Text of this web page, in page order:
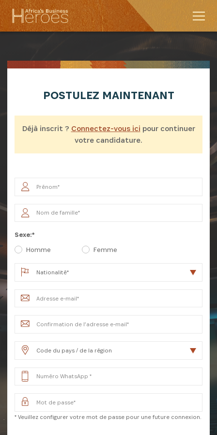
NEWSLETTER
POSTULEZ MAINTENANT
Déjà inscrit ? Connectez-vous ici pour continuer
votre candidature.
Sexe:*
Homme
Femme
* Veuillez configurer votre mot de passe pour une future connexion.